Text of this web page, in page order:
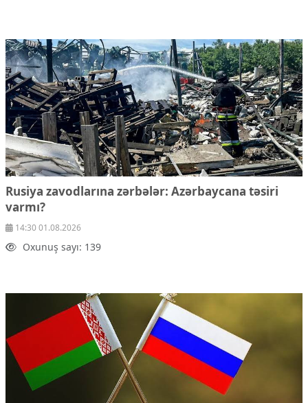
Rusiya zavodlarına zərbələr: Azərbaycana təsiri
varmı?
14:30 01.08.2026
Oxunuş sayı: 139